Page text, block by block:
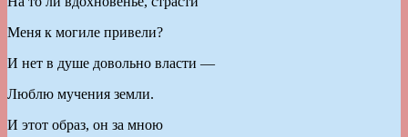
Меня к могиле привели?
И нет в душе довольно власти —
Люблю мучения земли.
И этот образ, он за мною